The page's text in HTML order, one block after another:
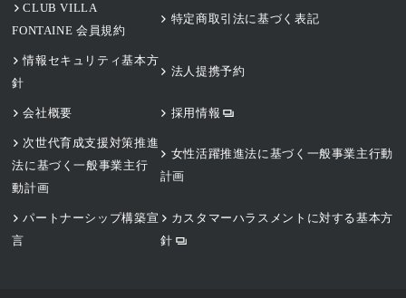
CLUB VILLA
FONTAINE 会員規約
特定商取引法に基づく表記
情報セキュリティ基本方
針
法人提携予約
会社概要 採用情報
次世代育成支援対策推進
法に基づく一般事業主行
動計画
女性活躍推進法に基づく一般事業主行動
計画
パートナーシップ構築宣
言
カスタマーハラスメントに対する基本方
針